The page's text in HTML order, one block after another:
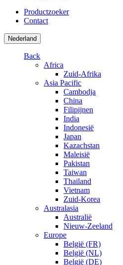
Productzoeker
Contact
Nederland
Back
Africa
Zuid-Afrika
Asia Pacific
Cambodja
China
Filipijnen
India
Indonesië
Japan
Kazachstan
Maleisië
Pakistan
Taiwan
Thailand
Vietnam
Zuid-Korea
Australasia
Australië
Nieuw-Zeeland
Europe
België (FR)
België (NL)
België (DE)